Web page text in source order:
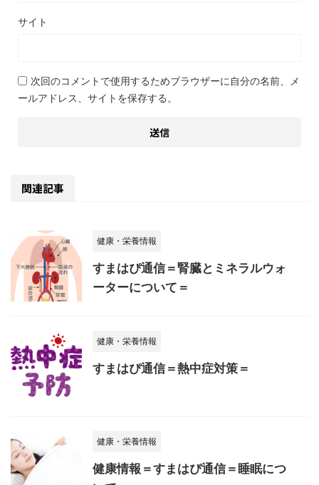
サイト
次回のコメントで使用するためブラウザーに自分の名前、メ
ールアドレス、サイトを保存する。
関連記事
健康・栄養情報
すまはぴ通信＝腎臓とミネラルウォ
ーターについて＝
健康・栄養情報
すまはぴ通信＝熱中症対策＝
健康・栄養情報
健康情報＝すまはぴ通信＝睡眠につ